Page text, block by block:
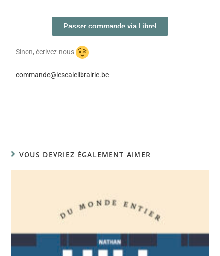
Passer commande via Librel
Sinon, écrivez-nous
commande@lescalelibrairie.be
VOUS DEVRIEZ ÉGALEMENT AIMER